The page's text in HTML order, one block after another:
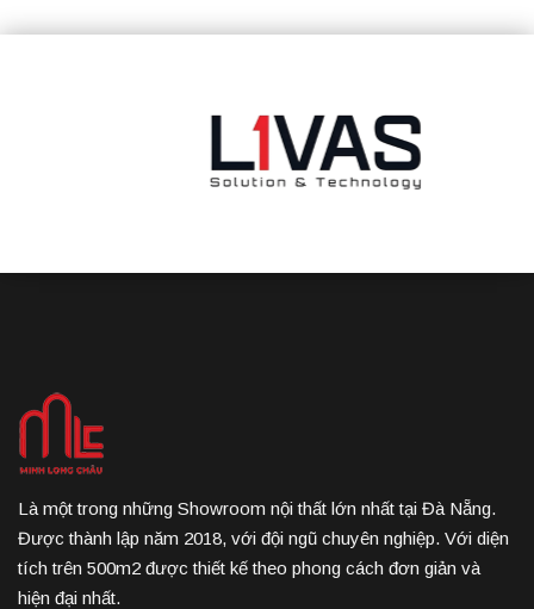
Là một trong những Showroom nội thất lớn nhất tại Đà Nẵng.
Được thành lập năm 2018, với đội ngũ chuyên nghiệp. Với diện
tích trên 500m2 được thiết kế theo phong cách đơn giản và
hiện đại nhất.